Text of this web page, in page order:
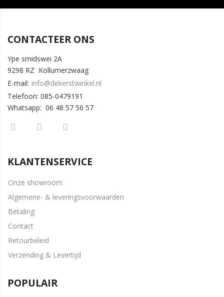
CONTACTEER ONS
Ype smidswei 2A
9298 RZ Kollumerzwaag
E-mail: info@dekerstwinkel.nl
Telefoon: 085-0479191
Whatsapp: 06 48 57 56 57
KLANTENSERVICE
Onze showroom
Algemene- & leveringsvoorwaarden
Betaling
Contact
Retourbeleid
Verzending & Levertijd
POPULAIR